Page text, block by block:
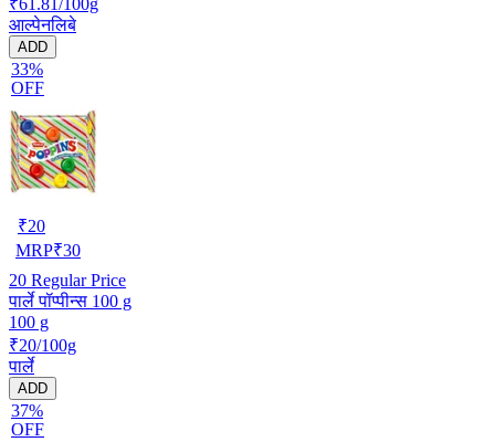
आल्पेनलिबे
ADD
33%
OFF
₹20
MRP₹30
20 Regular Price
पार्ले पॉप्पीन्स 100 g
100 g
₹20/100g
पार्ले
ADD
37%
OFF